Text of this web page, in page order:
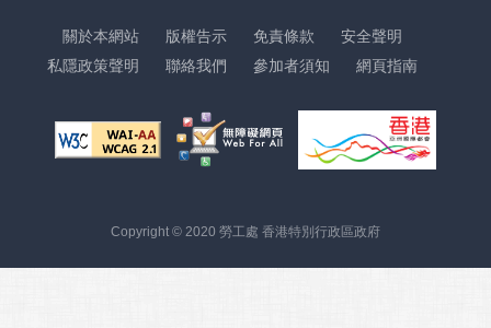
關於本網站 版權告示 免責條款
安全聲明
私隱政策聲明
聯絡我們 參加者須知 網頁指南
Copyright © 2020 勞工處 香港特別行政區政府